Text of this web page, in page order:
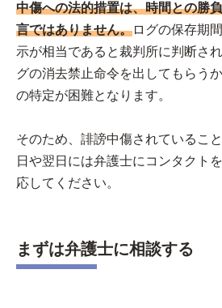
中傷への法的措置は、時間との勝
言ではありません。ログの保存期
示が相当であると裁判所に判断さ
グの消去禁止命令を出してもらう
の特定が困難となります。
そのため、誹謗中傷されているこ
日や翌日には弁護士にコンタクト
応してください。
まずは弁護士に相談する